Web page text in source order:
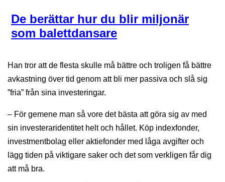
De berättar hur du blir miljonär
som balettdansare
Han tror att de flesta skulle må bättre och troligen få bättre
avkastning över tid genom att bli mer passiva och slå sig
”fria” från sina investeringar.
– För gemene man så vore det bästa att göra sig av med
sin investeraridentitet helt och hållet. Köp indexfonder,
investmentbolag eller aktiefonder med låga avgifter och
lägg tiden på viktigare saker och det som verkligen får dig
att må bra.